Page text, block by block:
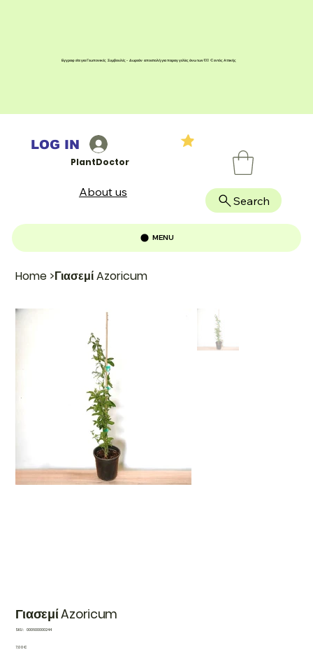
Home >Γιασεμί Azoricum
Γιασεμί Azoricum
SKU: SKU
000600000244
Τιμή
7,00 €
Εγγραφείτε για Γεωπονικές Συμβουλές - Δωρεάν αποστολή για παραγγελίες άνω των 100 € εντός Αττικής
PlantDoctor
Search
MENU
LOG IN
About us